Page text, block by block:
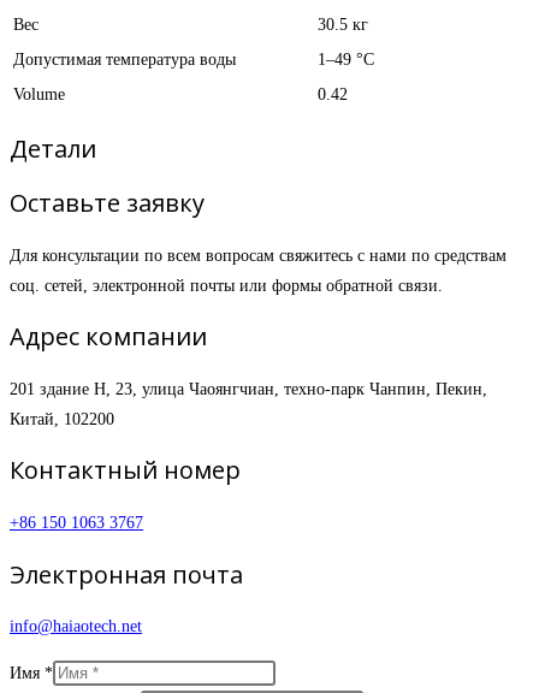
Вес
30.5 кг
Допустимая температура воды
1–49 °С
Volume
0.42
Детали
Оставьте заявку
Для консультации по всем вопросам свяжитесь с нами по средствам
соц. сетей, электронной почты или формы обратной связи.
Адрес компании
201 здание H, 23, улица Чаоянгчиан, техно-парк Чанпин, Пекин,
Китай, 102200
Контактный номер
+86 150 1063 3767
Электронная почта
info@haiaotech.net
Имя *